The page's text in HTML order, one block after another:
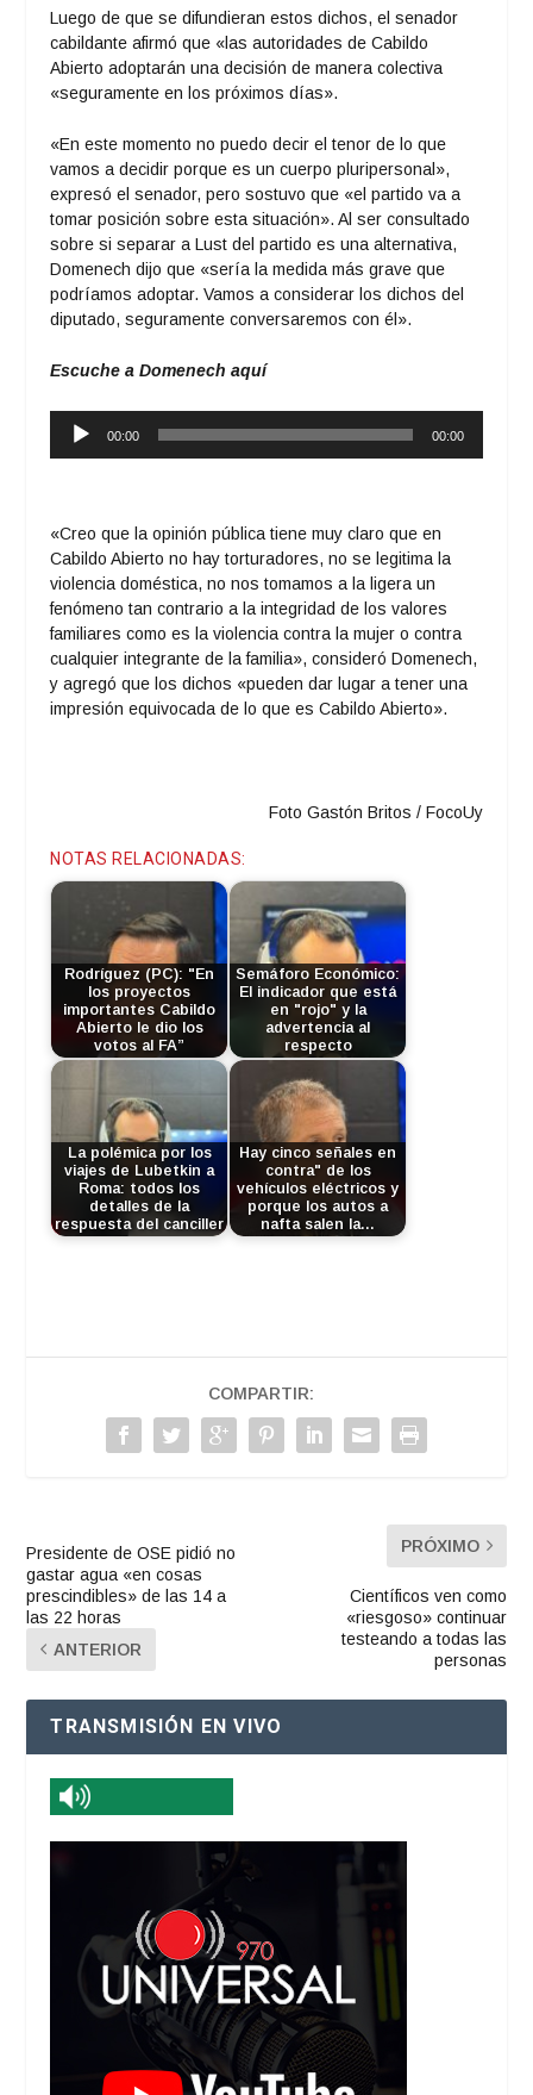
Luego de que se difundieran estos dichos, el senador
cabildante afirmó que «las autoridades de Cabildo
Abierto adoptarán una decisión de manera colectiva
«seguramente en los próximos días».
«En este momento no puedo decir el tenor de lo que
vamos a decidir porque es un cuerpo pluripersonal»,
expresó el senador, pero sostuvo que «el partido va a
tomar posición sobre esta situación». Al ser consultado
sobre si separar a Lust del partido es una alternativa,
Domenech dijo que «sería la medida más grave que
podríamos adoptar. Vamos a considerar los dichos del
diputado, seguramente conversaremos con él».
Escuche a Domenech aquí
Reproductor
00:00 00:00
«Creo que la opinión pública tiene muy claro que en
Cabildo Abierto no hay torturadores, no se legitima la
violencia doméstica, no nos tomamos a la ligera un
fenómeno tan contrario a la integridad de los valores
familiares como es la violencia contra la mujer o contra
cualquier integrante de la familia», consideró Domenech,
y agregó que los dichos «pueden dar lugar a tener una
impresión equivocada de lo que es Cabildo Abierto».
Foto Gastón Britos / FocoUy
NOTAS RELACIONADAS:
Rodríguez (PC): "En
los proyectos
importantes Cabildo
Abierto le dio los
votos al FA”
Semáforo Económico:
El indicador que está
en "rojo" y la
advertencia al
respecto
La polémica por los
viajes de Lubetkin a
Roma: todos los
detalles de la
respuesta del canciller
Hay cinco señales en
contra" de los
vehículos eléctricos y
porque los autos a
nafta salen la…
COMPARTIR:
Presidente de OSE pidió no
gastar agua «en cosas
prescindibles» de las 14 a
las 22 horas
ANTERIOR
PRÓXIMO
Científicos ven como
«riesgoso» continuar
testeando a todas las
personas
TRANSMISIÓN EN VIVO